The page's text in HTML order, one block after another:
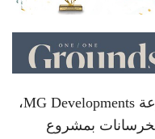
وأوضح رئيس مجلس إدارة مجموعة MG Developments،
بمشروع